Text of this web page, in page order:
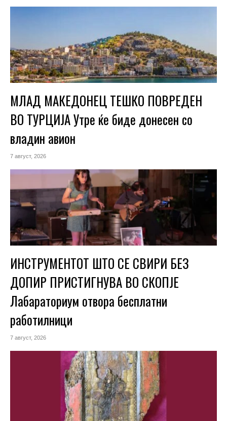
МЛАД МАКЕДОНЕЦ ТЕШКО ПОВРЕДЕН
ВО ТУРЦИЈА Утре ќе биде донесен со
владин авион
7 август, 2026
ИНСТРУМЕНТОТ ШТО СЕ СВИРИ БЕЗ
ДОПИР ПРИСТИГНУВА ВО СКОПЈЕ
Лабараториум отвора бесплатни
работилници
7 август, 2026